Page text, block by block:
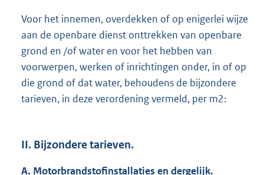
Voor het innemen, overdekken of op enigerlei wijze
aan de openbare dienst onttrekken van openbare
grond en /of water en voor het hebben van
voorwerpen, werken of inrichtingen onder, in of op
die grond of dat water, behoudens de bijzondere
tarieven, in deze verordening vermeld, per m2:
II. Bijzondere tarieven.
A. Motorbrandstofinstallaties en dergelijk.